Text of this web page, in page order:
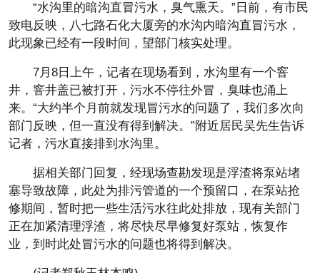
“水沟里的暗沟直冒污水，臭气熏天。”日前，有市民
致电反映，八七路石化大厦旁的水沟内暗沟直冒污水，
此现象已经有一段时间，望部门核实处理。
7月8日上午，记者在现场看到，水沟里有一个窨
井，窨井盖已被打开，污水不停往外冒，臭味也涌上
来。“大约半个月前就发现冒污水的问题了，我们多次向
部门反映，但一直没有得到解决。”附近居民吴先生告诉
记者，污水直接排到水沟里。
据相关部门回复，经现场查勘发现是浮渣将泵站堵
塞导致故障，此处为排污管道的一个预留口，在泵站抢
修期间，暂时把一些生活污水往此处排放，现有关部门
正在加紧清理浮渣，将尽快尽早修复好泵站，恢复作
业，到时此处冒污水的问题也将得到解决。